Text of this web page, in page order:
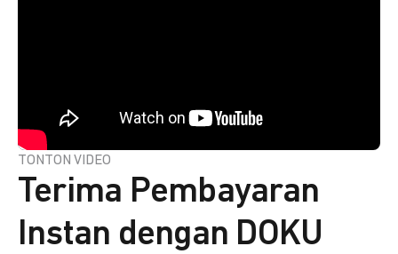
TONTON VIDEO
Terima Pembayaran
Instan dengan DOKU